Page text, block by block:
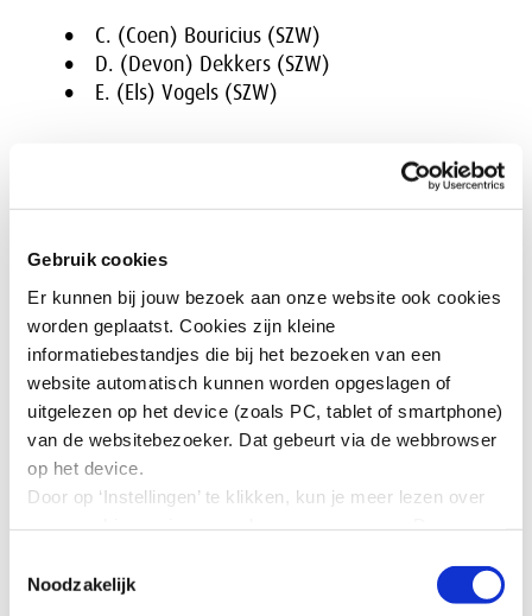
Gebruik cookies
Er kunnen bij jouw bezoek aan onze website ook cookies
worden geplaatst. Cookies zijn kleine
informatiebestandjes die bij het bezoeken van een
website automatisch kunnen worden opgeslagen of
uitgelezen op het device (zoals PC, tablet of smartphone)
van de websitebezoeker. Dat gebeurt via de webbrowser
op het device.
Door op ‘Instellingen’ te klikken, kun je meer lezen over
alle cookies zoals omschreven in onze cookieverklaring
in deze cookiebanner. Door op ‘Alleen noodzakelijke
Noodzakelijk
C. (Coen) Bouricius (SZW)
D. (Devon) Dekkers (SZW)
E. (Els) Vogels (SZW)
D.R. (Riemer) Kemper
Overige secretariaatsleden
L. (Lisette) van Marrewijk
R. (Robbert) van de Waerdt
Laatste wijziging 1 april 2026